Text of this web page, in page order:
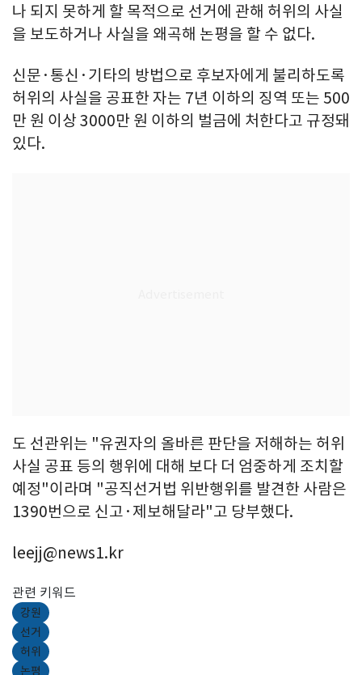
나 되지 못하게 할 목적으로 선거에 관해 허위의 사실
을 보도하거나 사실을 왜곡해 논평을 할 수 없다.
신문·통신·기타의 방법으로 후보자에게 불리하도록
허위의 사실을 공표한 자는 7년 이하의 징역 또는 500
만 원 이상 3000만 원 이하의 벌금에 처한다고 규정돼
있다.
도 선관위는 "유권자의 올바른 판단을 저해하는 허위
사실 공표 등의 행위에 대해 보다 더 엄중하게 조치할
예정"이라며 "공직선거법 위반행위를 발견한 사람은
1390번으로 신고·제보해달라"고 당부했다.
leejj@news1.kr
관련 키워드
강원
선거
허위
논평